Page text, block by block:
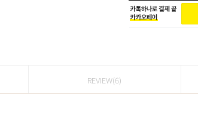
REVIEW(6)